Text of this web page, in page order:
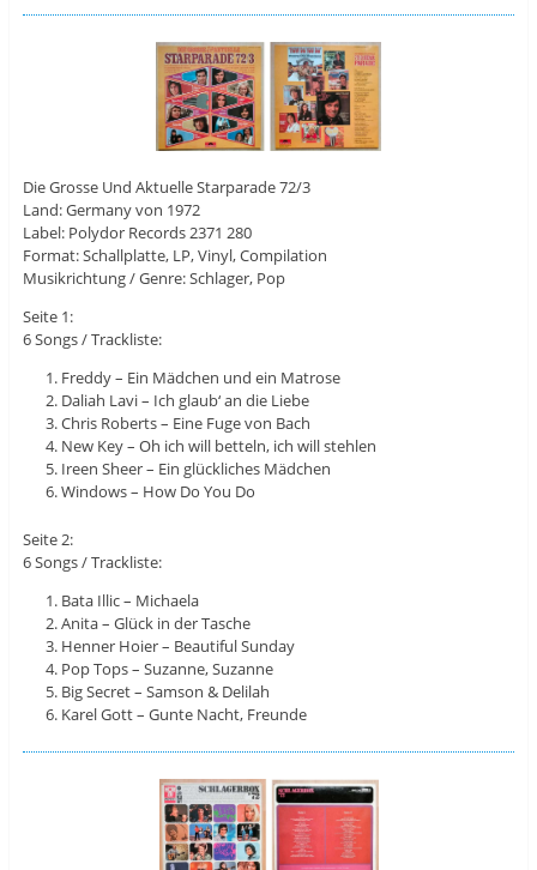
Die Grosse Und Aktuelle Starparade 72/3
Land: Germany von 1972
Label: Polydor Records 2371 280
Format: Schallplatte, LP, Vinyl, Compilation
Musikrichtung / Genre: Schlager, Pop
Seite 1:
6 Songs / Trackliste:
Freddy – Ein Mädchen und ein Matrose
Daliah Lavi – Ich glaub‘ an die Liebe
Chris Roberts – Eine Fuge von Bach
New Key – Oh ich will betteln, ich will stehlen
Ireen Sheer – Ein glückliches Mädchen
Windows – How Do You Do
Seite 2:
6 Songs / Trackliste:
Bata Illic – Michaela
Anita – Glück in der Tasche
Henner Hoier – Beautiful Sunday
Pop Tops – Suzanne, Suzanne
Big Secret – Samson & Delilah
Karel Gott – Gunte Nacht, Freunde